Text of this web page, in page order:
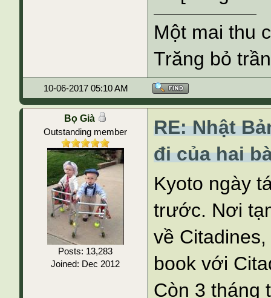
Một mai thu
Trăng bỏ
10-06-2017 05:10 AM
Bọ Già
Outstanding member
Posts: 13,283
Joined: Dec 2012
RE: Nhật
đi của hai
Kyoto ngày
trước. Nơi
về
book với
Còn 3 tháng